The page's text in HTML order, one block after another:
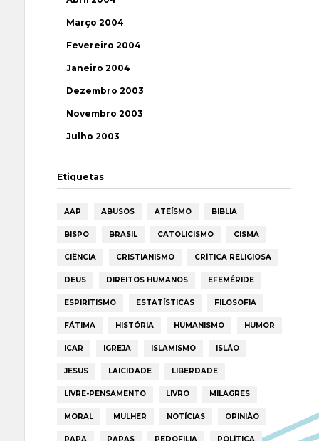
Março 2004
Fevereiro 2004
Janeiro 2004
Dezembro 2003
Novembro 2003
Julho 2003
Etiquetas
AAP ABUSOS ATEÍSMO BIBLIA
BISPO BRASIL CATOLICISMO CISMA
CIÊNCIA CRISTIANISMO CRÍTICA RELIGIOSA
DEUS DIREITOS HUMANOS EFEMÉRIDE
ESPIRITISMO ESTATÍSTICAS FILOSOFIA
FÁTIMA HISTÓRIA HUMANISMO HUMOR
ICAR IGREJA ISLAMISMO ISLÃO
JESUS LAICIDADE LIBERDADE
LIVRE-PENSAMENTO LIVRO MILAGRES
MORAL MULHER NOTÍCIAS OPINIÃO